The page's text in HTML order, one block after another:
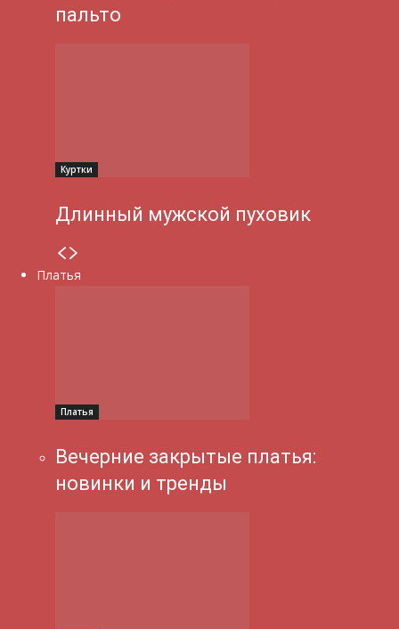
пальто
Куртки
Длинный мужской пуховик
Платья
Платья
Вечерние закрытые платья:
новинки и тренды